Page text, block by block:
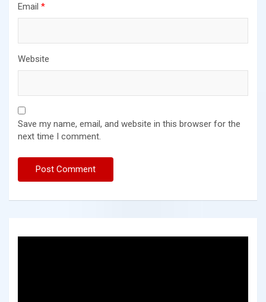
Email *
Website
Save my name, email, and website in this browser for the
next time I comment.